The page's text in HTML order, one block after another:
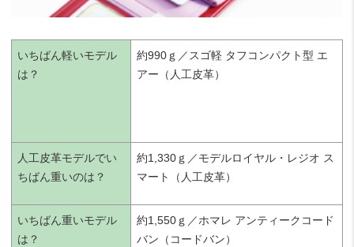
いちばん軽いモデル
は？
約990ｇ／スゴ軽 タフコンパクト型 エ
アー（人工皮革）
人工皮革モデルでい
ちばん重いのは？
約1,330ｇ／モデルロイヤル・レジオ ス
マート（人工皮革）
いちばん重いモデル
は？
約1,550ｇ／ホマレ アンティークコード
バン（コードバン）